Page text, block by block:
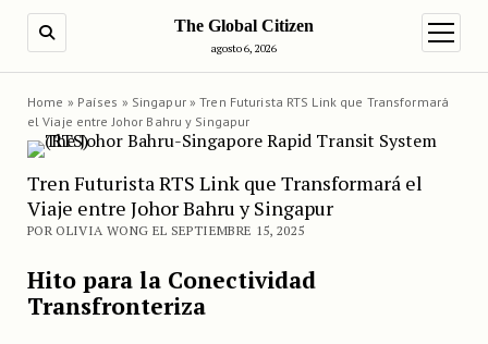
The Global Citizen
agosto 6, 2026
abrir
Home » Países » Singapur » Tren Futurista RTS Link que Transformará
el Viaje entre Johor Bahru y Singapur
Tren Futurista RTS Link que Transformará el
Viaje entre Johor Bahru y Singapur
POR OLIVIA WONG EL SEPTIEMBRE 15, 2025
Hito para la Conectividad
Transfronteriza